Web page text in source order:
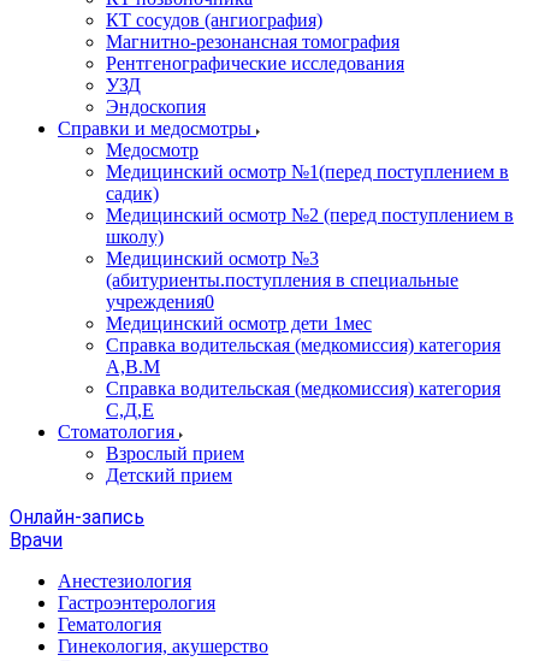
КТ сосудов (ангиография)
Магнитно-резонансная томография
Рентгенографические исследования
УЗД
Эндоскопия
Справки и медосмотры
Медосмотр
Медицинский осмотр №1(перед поступлением в
садик)
Медицинский осмотр №2 (перед поступлением в
школу)
Медицинский осмотр №3
(абитуриенты.поступления в специальные
учреждения0
Медицинский осмотр дети 1мес
Справка водительская (медкомиссия) категория
А,В.М
Справка водительская (медкомиссия) категория
С,Д,Е
Стоматология
Взрослый прием
Детский прием
Онлайн-запись
Врачи
Анестезиология
Гастроэнтерология
Гематология
Гинекология, акушерство